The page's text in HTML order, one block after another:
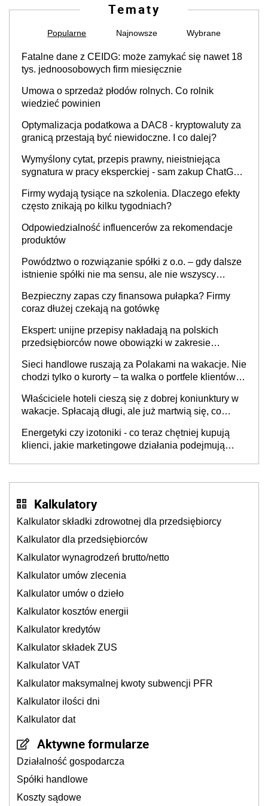
Tematy
Popularne Najnowsze Wybrane
Fatalne dane z CEIDG: może zamykać się nawet 18
tys. jednoosobowych firm miesięcznie
Umowa o sprzedaż płodów rolnych. Co rolnik
wiedzieć powinien
Optymalizacja podatkowa a DAC8 - kryptowaluty za
granicą przestają być niewidoczne. I co dalej?
Wymyślony cytat, przepis prawny, nieistniejąca
sygnatura w pracy eksperckiej - sam zakup ChatGPT
Firmy wydają tysiące na szkolenia. Dlaczego efekty
często znikają po kilku tygodniach?
Odpowiedzialność influencerów za rekomendacje
produktów
Powództwo o rozwiązanie spółki z o.o. – gdy dalsze
istnienie spółki nie ma sensu, ale nie wszyscy
Bezpieczny zapas czy finansowa pułapka? Firmy
coraz dłużej czekają na gotówkę
Ekspert: unijne przepisy nakładają na polskich
przedsiębiorców nowe obowiązki w zakresie
Sieci handlowe ruszają za Polakami na wakacje. Nie
chodzi tylko o kurorty – ta walka o portfele klientów
cichu
Właściciele hoteli cieszą się z dobrej koniunktury w
wakacje. Spłacają długi, ale już martwią się, co
Energetyki czy izotoniki - co teraz chętniej kupują
klienci, jakie marketingowe działania podejmują
Kalkulatory
Kalkulator składki zdrowotnej dla przedsiębiorcy
Kalkulator dla przedsiębiorców
Kalkulator wynagrodzeń brutto/netto
Kalkulator umów zlecenia
Kalkulator umów o dzieło
Kalkulator kosztów energii
Kalkulator kredytów
Kalkulator składek ZUS
Kalkulator VAT
Kalkulator maksymalnej kwoty subwencji PFR
Kalkulator ilości dni
Kalkulator dat
Aktywne formularze
Działalność gospodarcza
Spółki handlowe
Koszty sądowe